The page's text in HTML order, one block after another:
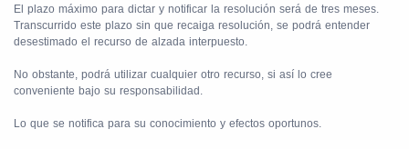
El plazo máximo para dictar y notificar la resolución será de tres meses.
Transcurrido este plazo sin que recaiga resolución, se podrá entender
desestimado el recurso de alzada interpuesto.
No obstante, podrá utilizar cualquier otro recurso, si así lo cree
conveniente bajo su responsabilidad.
Lo que se notifica para su conocimiento y efectos oportunos.